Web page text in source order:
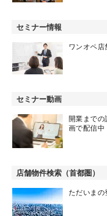
セミナー情報
ワンオペ店
セミナー動画
開業までの
画で配信中
店舗物件検索（首都圏）
ただいまの